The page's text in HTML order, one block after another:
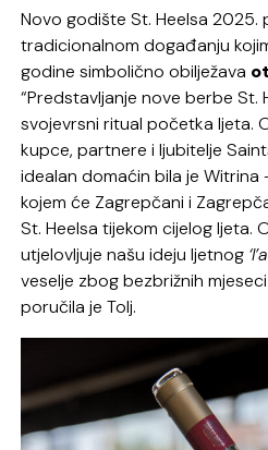
Novo godište St. Heelsa 2025.
tradicionalnom događanju
godine simbolično obilježava
“Predstavljanje nove berbe St.
svojevrsni ritual početka ljeta.
kupce, partnere i ljubitelje
idealan domaćin bila je
kojem će Zagrepčani i
St. Heelsa tijekom cijelog ljeta.
utjelovljuje našu ideju ljetnog
veselje zbog bezbrižnih
poručila je Tolj.